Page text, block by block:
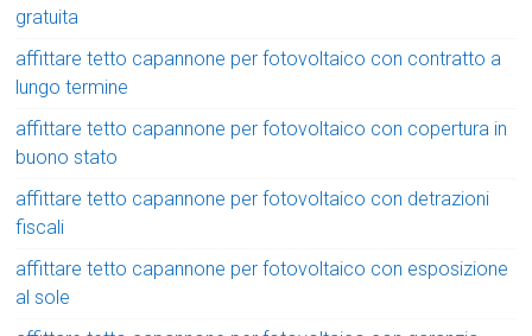
gratuita
affittare tetto capannone per fotovoltaico con contratto a
lungo termine
affittare tetto capannone per fotovoltaico con copertura in
buono stato
affittare tetto capannone per fotovoltaico con detrazioni
fiscali
affittare tetto capannone per fotovoltaico con esposizione
al sole